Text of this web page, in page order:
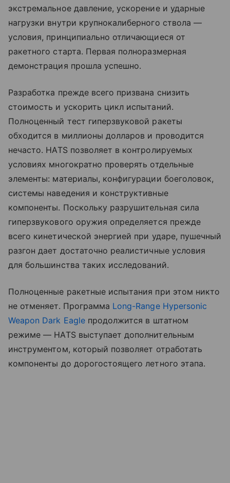
экстремальное давление, ускорение и ударные
нагрузки внутри крупнокалиберного ствола —
условия, принципиально отличающиеся от
ракетного старта. Первая полноразмерная
демонстрация прошла успешно.
Разработка прежде всего призвана снизить
стоимость и ускорить цикл испытаний.
Полноценный тест гиперзвуковой ракеты
обходится в миллионы долларов и проводится
нечасто. HATS позволяет в контролируемых
условиях многократно проверять отдельные
элементы: материалы, конфигурации боеголовок,
системы наведения и конструктивные
компоненты. Поскольку разрушительная сила
гиперзвукового оружия определяется прежде
всего кинетической энергией при ударе, пушечный
разгон дает достаточно реалистичные условия
для большинства таких исследований.
Полноценные ракетные испытания при этом никто
не отменяет. Программа Long-Range Hypersonic
Weapon Dark Eagleпродолжится в штатном
режиме — HATS выступает дополнительным
инструментом, который позволяет отработать
компоненты до дорогостоящего летного этапа.